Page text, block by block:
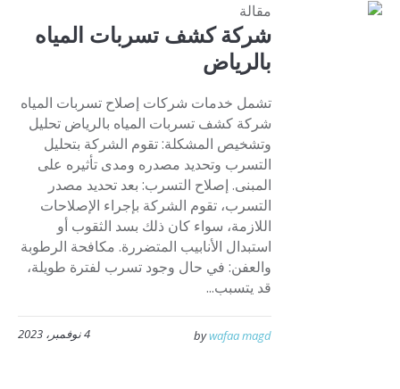
مقالة
شركة كشف تسربات المياه
بالرياض
تشمل خدمات شركات إصلاح تسربات المياه
شركة كشف تسربات المياه بالرياض تحليل
وتشخيص المشكلة: تقوم الشركة بتحليل
التسرب وتحديد مصدره ومدى تأثيره على
المبنى. إصلاح التسرب: بعد تحديد مصدر
التسرب، تقوم الشركة بإجراء الإصلاحات
اللازمة، سواء كان ذلك بسد الثقوب أو
استبدال الأنابيب المتضررة. مكافحة الرطوبة
والعفن: في حال وجود تسرب لفترة طويلة،
قد يتسبب...
4 نوفمبر، 2023 bywafaa magd